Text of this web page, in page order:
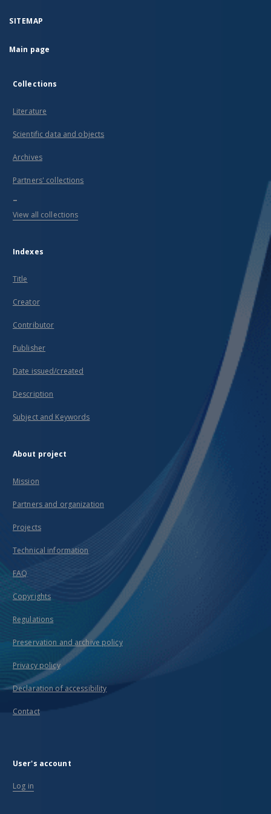
SITEMAP
Main page
Collections
Literature
Scientific data and objects
Archives
Partners' collections
...
View all collections
Indexes
Title
Creator
Contributor
Publisher
Date issued/created
Description
Subject and Keywords
About project
Mission
Partners and organization
Projects
Technical information
FAQ
Copyrights
Regulations
Preservation and archive policy
Privacy policy
Declaration of accessibility
Contact
User's account
Log in